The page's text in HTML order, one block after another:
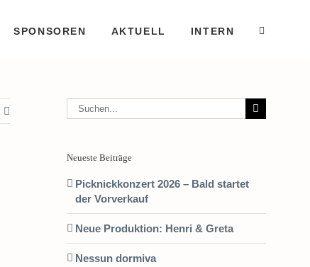
SPONSOREN AKTUELL INTERN
Suche
nach:
Neueste Beiträge
Picknickkonzert 2026 – Bald startet
der Vorverkauf
Neue Produktion: Henri & Greta
Nessun dormiva